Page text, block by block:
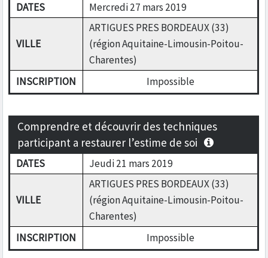
DATES Mercredi 27 mars 2019
VILLE
ARTIGUES PRES BORDEAUX (33)
(région Aquitaine-Limousin-Poitou-
Charentes)
INSCRIPTION
Impossible
Comprendre et découvrir des techniques
participant a restaurer l’estime de soi
DATES Jeudi 21 mars 2019
VILLE
ARTIGUES PRES BORDEAUX (33)
(région Aquitaine-Limousin-Poitou-
Charentes)
INSCRIPTION
Impossible